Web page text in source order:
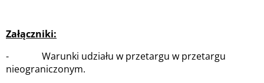
Załączniki:
- Warunki udziału w przetargu w przetargu
nieograniczonym.